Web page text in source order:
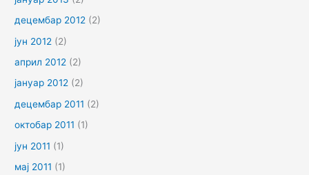
децембар 2012 (2)
јун 2012 (2)
април 2012 (2)
јануар 2012 (2)
децембар 2011 (2)
октобар 2011 (1)
јун 2011 (1)
мај 2011 (1)